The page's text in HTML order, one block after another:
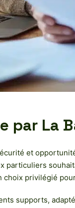
par La
et
privilégié
supports,